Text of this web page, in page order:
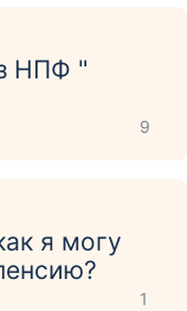
НПФ "
9
я могу
1